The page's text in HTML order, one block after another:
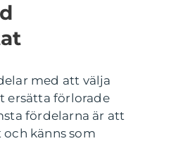
med att välja
ersätta förlorade
fördelarna är att
känns som